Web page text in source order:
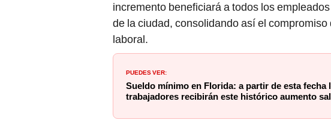
incremento beneficiará a todos los
de la ciudad, consolidando así el compromiso
laboral.
PUEDES VER:
Sueldo mínimo en Florida: a partir de esta fecha
trabajadores recibirán este histórico aumento